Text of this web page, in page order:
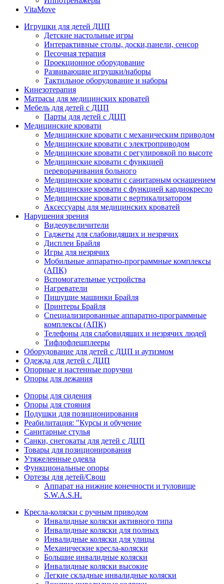
VitaMove
Игрушки для детей ДЦП
Детские настольные игры
Интерактивные столы, доски,панели, сенсор
Песочная терапия
Проекционное оборудование
Развивающие игрушки/наборы
Тактильное оборудование и наборы
Кинезотерапия
Матрасы для медицинских кроватей
Мебель для детей с ДЦП
Парты для детей с ДЦП
Медицинские кровати
Медицинские кровати с механическим приводом
Медицинские кровати с электроприводом
Медицинские кровати с регулировкой по высоте
Медицинские кровати с функцией
переворачивания больного
Медицинские кровати с санитарным оснащением
Медицинские кровати с функцией кардиокресло
Медицинские кровати с вертикализатором
Аксессуары для медицинских кроватей
Нарушения зрения
Видеоувеличители
Гаджеты для слабовидящих и незрячих
Дисплеи Брайля
Игры для незрячих
Мобильные аппаратно-программные комплексы
(АПК)
Вспомогательные устройства
Нагреватели
Пишущие машинки Брайля
Принтеры Брайля
Специализированные аппаратно-программные
комплексы (АПК)
Телефоны для слабовидящих и незрячих людей
Тифлофлешплееры
Оборудование для детей с ДЦП и аутизмом
Одежда для детей с ДЦП
Опорные и настенные поручни
Опоры для лежания
Опоры для сидения
Опоры для стояния
Подушки для позиционирования
Реабилитация: "Курсы и обучение
Санитарные стулья
Санки, снегокаты для детей с ДЦП
Товары для позиционирования
Утяжеленные одеяла
Функциональные опоры
Ортезы для детей/Свош
Аппарат на нижние конечности и туловище
S.W.A.S.H.
Кресла-коляски с ручным приводом
Инвалидные коляски активного типа
Инвалидные коляски для полных
Инвалидные коляски для улицы
Механические кресла-коляски
Большие инвалидные коляски
Инвалидные коляски высокие
Легкие складные инвалидные коляски